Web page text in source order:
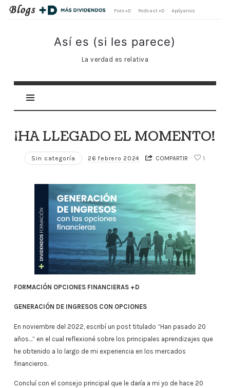
Foro +D Podcast +D Apóyanos
Así
les
Así es (si les parece)
La verdad es relativa
¡HA LLEGADO EL MOMENTO!
Sin categoría 26 febrero 2024 COMPARTIR 1
FORMACIÓN OPCIONES FINANCIERAS +D
GENERACIÓN DE INGRESOS CON OPCIONES
En noviembre del 2022, escribí un post titulado “Han pasado 20
años…” en el cual reflexioné sobre los principales aprendizajes que
he obtenido a lo largo de mi experiencia en los mercados
financieros.
Concluí con el consejo principal que le daría a mi yo de hace 20